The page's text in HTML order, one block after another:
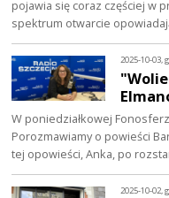
pojawia się coraz częściej w
spektrum otwarcie
2025-10-03,
W poniedziałkowej
Porozmawiamy o powieści
tej opowieści, Anka, po
2025-10-02,